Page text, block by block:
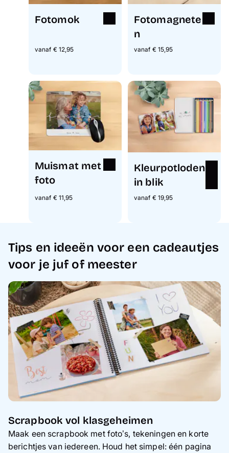
Fotomok
vanaf € 12,95
Fotomagnete
n
vanaf € 15,95
Muismat met
foto
vanaf € 11,95
Kleurpotloden
in blik
vanaf € 19,95
Tips en ideeën voor een cadeautjes
voor je juf of meester
Scrapbook vol klasgeheimen
Maak een scrapbook met foto’s, tekeningen en korte
berichtjes van iedereen. Houd het simpel: één pagina